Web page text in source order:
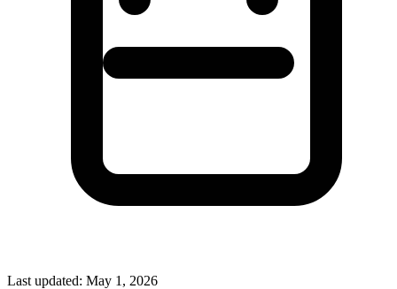
Last updated: May 1, 2026